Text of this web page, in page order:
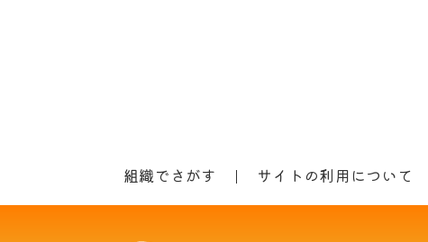
組織でさがす サイトの利用について